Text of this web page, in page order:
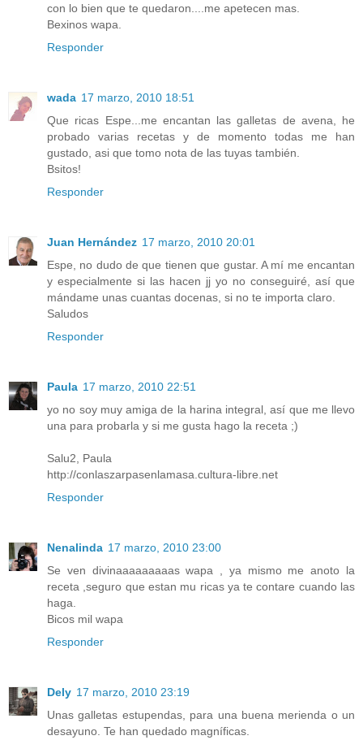
con lo bien que te quedaron....me apetecen mas.
Bexinos wapa.
Responder
wada 17 marzo, 2010 18:51
Que ricas Espe...me encantan las galletas de avena, he
probado varias recetas y de momento todas me han
gustado, asi que tomo nota de las tuyas también.
Bsitos!
Responder
Juan Hernández 17 marzo, 2010 20:01
Espe, no dudo de que tienen que gustar. A mí me encantan
y especialmente si las hacen jj yo no conseguiré, así que
mándame unas cuantas docenas, si no te importa claro.
Saludos
Responder
Paula 17 marzo, 2010 22:51
yo no soy muy amiga de la harina integral, así que me llevo
una para probarla y si me gusta hago la receta ;)
Salu2, Paula
http://conlaszarpasenlamasa.cultura-libre.net
Responder
Nenalinda 17 marzo, 2010 23:00
Se ven divinaaaaaaaaas wapa , ya mismo me anoto la
receta ,seguro que estan mu ricas ya te contare cuando las
haga.
Bicos mil wapa
Responder
Dely 17 marzo, 2010 23:19
Unas galletas estupendas, para una buena merienda o un
desayuno. Te han quedado magníficas.